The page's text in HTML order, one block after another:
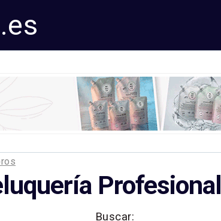
Profesional
Buscar: